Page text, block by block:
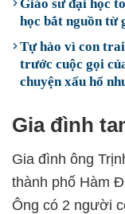
Giáo sư đại học
học bắt nguồn từ
Tự hào vì con trai
trước cuộc gọi
chuyện xấu hổ
Gia đình
Gia đình ông
thành phố Hàm
Ông có 2 người